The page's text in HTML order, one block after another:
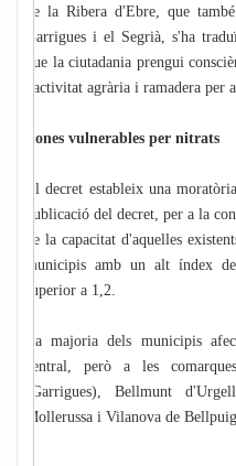
de la Ribera d'Ebre, que
Garrigues i el Segrià, s'ha
que la ciutadania prengui
l'activitat agrària i ramadera per
Zones vulnerables per nitrats
El decret estableix una
publicació del decret, per a la
de la capacitat d'aquelles
municipis amb un alt índex
superior a 1,2.
La majoria dels municipis
central, però a les
(Garrigues), Bellmunt
Mollerussa i Vilanova de